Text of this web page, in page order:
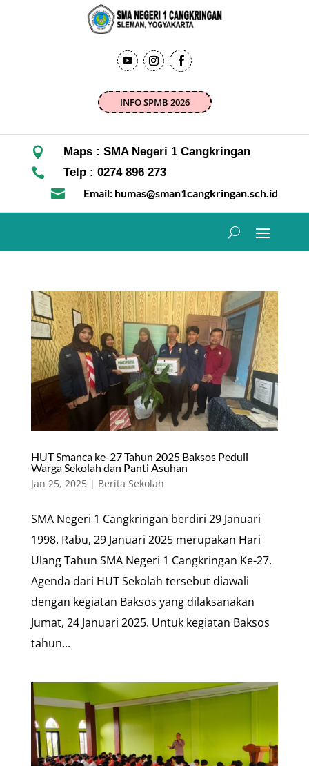
INFO SPMB 2026
 Maps : SMA Negeri 1 Cangkringan
 Telp : 0274 896 273
 Email: humas@sman1cangkringan.sch.id
HUT Smanca ke-27 Tahun 2025 Baksos Peduli
Warga Sekolah dan Panti Asuhan
Jan 25, 2025| Berita Sekolah
SMA Negeri 1 Cangkringan berdiri 29 Januari
1998. Rabu, 29 Januari 2025 merupakan Hari
Ulang Tahun SMA Negeri 1 Cangkringan Ke-27.
Agenda dari HUT Sekolah tersebut diawali
dengan kegiatan Baksos yang dilaksanakan
Jumat, 24 Januari 2025. Untuk kegiatan Baksos
tahun...